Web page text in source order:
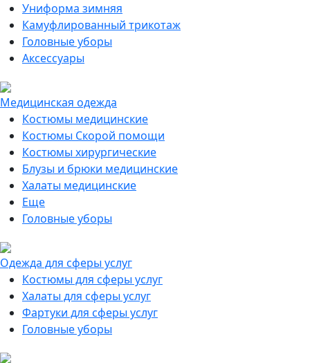
Униформа зимняя
Камуфлированный трикотаж
Головные уборы
Аксессуары
Медицинская одежда
Костюмы медицинские
Костюмы Скорой помощи
Костюмы хирургические
Блузы и брюки медицинские
Халаты медицинские
Еще
Головные уборы
Одежда для сферы услуг
Костюмы для сферы услуг
Халаты для сферы услуг
Фартуки для сферы услуг
Головные уборы